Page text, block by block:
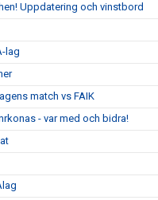
Uppdatering och vinstbord
lag
match vs FAIK
- var med och bidra!